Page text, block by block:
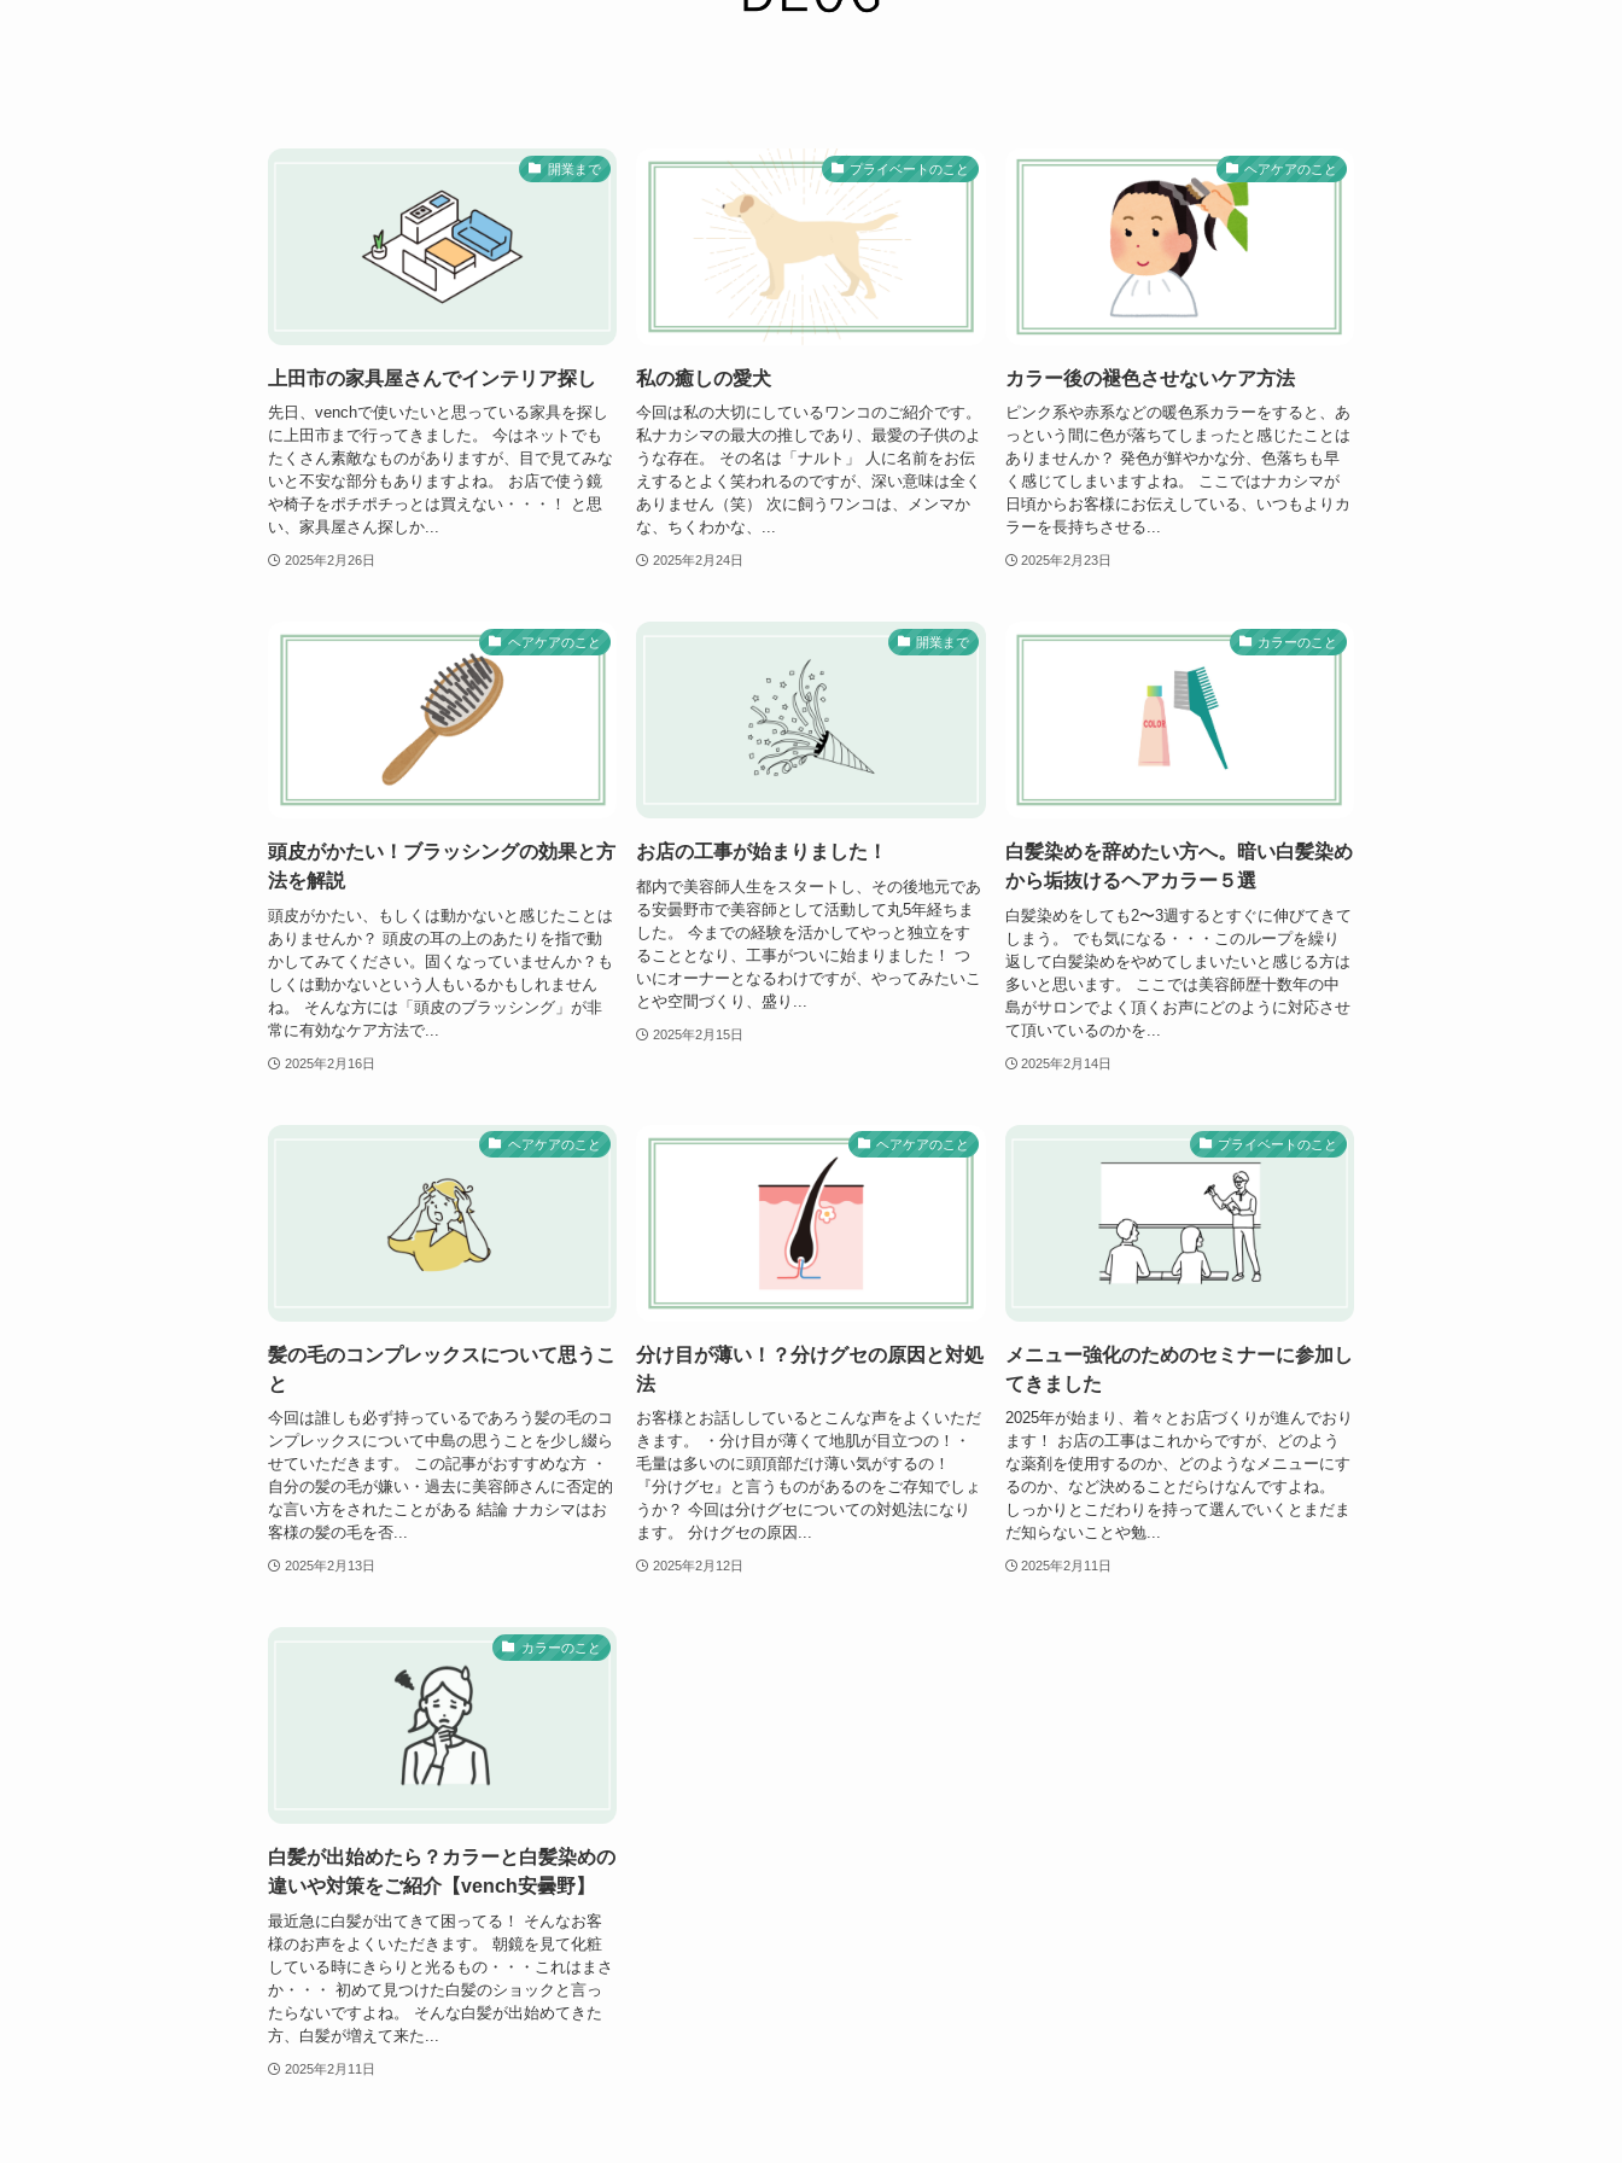
開業まで
上田市の家具屋さんでインテリア探し
先日、venchで使いたいと思っている家具を探し
に上田市まで行ってきました。 今はネットでも
たくさん素敵なものがありますが、目で見てみな
いと不安な部分もありますよね。 お店で使う鏡
や椅子をポチポチっとは買えない・・・！ と思
い、家具屋さん探しか...
2025年2月26日
プライベートのこと
私の癒しの愛犬
今回は私の大切にしているワンコのご紹介です。
私ナカシマの最大の推しであり、最愛の子供のよ
うな存在。 その名は「ナルト」 人に名前をお伝
えするとよく笑われるのですが、深い意味は全く
ありません（笑） 次に飼うワンコは、メンマか
な、ちくわかな、...
2025年2月24日
ヘアケアのこと
カラー後の褪色させないケア方法
ピンク系や赤系などの暖色系カラーをすると、あ
っという間に色が落ちてしまったと感じたことは
ありませんか？ 発色が鮮やかな分、色落ちも早
く感じてしまいますよね。 ここではナカシマが
日頃からお客様にお伝えしている、いつもよりカ
ラーを長持ちさせる...
2025年2月23日
ヘアケアのこと
頭皮がかたい！ブラッシングの効果と方
法を解説
頭皮がかたい、もしくは動かないと感じたことは
ありませんか？ 頭皮の耳の上のあたりを指で動
かしてみてください。固くなっていませんか？も
しくは動かないという人もいるかもしれません
ね。 そんな方には「頭皮のブラッシング」が非
常に有効なケア方法で...
2025年2月16日
開業まで
お店の工事が始まりました！
都内で美容師人生をスタートし、その後地元であ
る安曇野市で美容師として活動して丸5年経ちま
した。 今までの経験を活かしてやっと独立をす
ることとなり、工事がついに始まりました！ つ
いにオーナーとなるわけですが、やってみたいこ
とや空間づくり、盛り...
2025年2月15日
カラーのこと
白髪染めを辞めたい方へ。暗い白髪染め
から垢抜けるヘアカラー５選
白髪染めをしても2〜3週するとすぐに伸びてきて
しまう。 でも気になる・・・このループを繰り
返して白髪染めをやめてしまいたいと感じる方は
多いと思います。 ここでは美容師歴十数年の中
島がサロンでよく頂くお声にどのように対応させ
て頂いているのかを...
2025年2月14日
ヘアケアのこと
髪の毛のコンプレックスについて思うこ
と
今回は誰しも必ず持っているであろう髪の毛のコ
ンプレックスについて中島の思うことを少し綴ら
せていただきます。 この記事がおすすめな方 ・
自分の髪の毛が嫌い・過去に美容師さんに否定的
な言い方をされたことがある 結論 ナカシマはお
客様の髪の毛を否...
2025年2月13日
ヘアケアのこと
分け目が薄い！？分けグセの原因と対処
法
お客様とお話ししているとこんな声をよくいただ
きます。 ・分け目が薄くて地肌が目立つの！・
毛量は多いのに頭頂部だけ薄い気がするの！
『分けグセ』と言うものがあるのをご存知でしょ
うか？ 今回は分けグセについての対処法になり
ます。 分けグセの原因...
2025年2月12日
プライベートのこと
メニュー強化のためのセミナーに参加し
てきました
2025年が始まり、着々とお店づくりが進んでおり
ます！ お店の工事はこれからですが、どのよう
な薬剤を使用するのか、どのようなメニューにす
るのか、など決めることだらけなんですよね。
しっかりとこだわりを持って選んでいくとまだま
だ知らないことや勉...
2025年2月11日
カラーのこと
白髪が出始めたら？カラーと白髪染めの
違いや対策をご紹介【vench安曇野】
最近急に白髪が出てきて困ってる！ そんなお客
様のお声をよくいただきます。 朝鏡を見て化粧
している時にきらりと光るもの・・・これはまさ
か・・・ 初めて見つけた白髪のショックと言っ
たらないですよね。 そんな白髪が出始めてきた
方、白髪が増えて来た...
2025年2月11日